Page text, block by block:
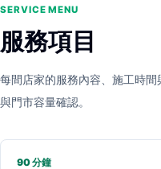
SERVICE MENU
服務項目
每間店家的服務內容、施工時
與門市容量確認。
90 分鐘